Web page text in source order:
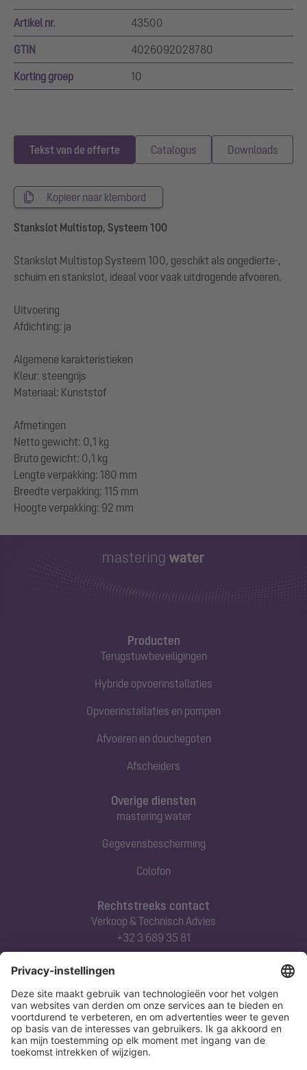
Artikel nr. 43500
GTIN 4026092028780
Korting groep 10
Tekst van de offerte Catalogus Downloads
Kopieer naar klembord
Stankslot Multistop, Systeem 100
Stankslot Multistop Systeem 100, geschikt als ongedierte-,
schuim en stankslot, ideaal voor vaak uitdrogende afvoeren.
Uitvoering
Afdichting: ja
Algemene karakteristieken
Kleur: steengrijs
Materiaal: Kunststof
Afmetingen
Netto gewicht: 0,1 kg
Bruto gewicht: 0,1 kg
Lengte verpakking: 180 mm
Breedte verpakking: 115 mm
Producten
Terugstuwbeveiligingen
Hybride opvoerinstallaties
Opvoerinstallaties en pompen
Afvoeren en douchegoten
Afscheiders
Rechtstreeks contact
Verkoop & Technisch Advies
+32 3 689 35 81
Abonneert u zich op onze nieuwsbrief
Nu aanmelden
Overige diensten
mastering water
Gegevensbescherming
Colofon